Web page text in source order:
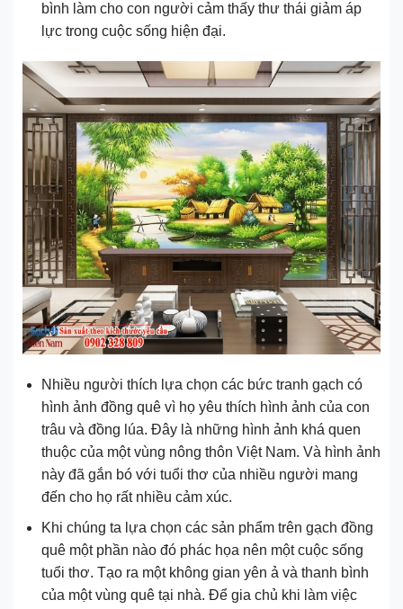
bình làm cho con người cảm thấy thư thái giảm áp
lực trong cuộc sống hiện đại.
Nhiều người thích lựa chọn các bức tranh gạch có
hình ảnh đồng quê vì họ yêu thích hình ảnh của con
trâu và đồng lúa. Đây là những hình ảnh khá quen
thuộc của một vùng nông thôn Việt Nam. Và hình ảnh
này đã gắn bó với tuổi thơ của nhiều người mang
đến cho họ rất nhiều cảm xúc.
Khi chúng ta lựa chọn các sản phẩm trên gạch đồng
quê một phần nào đó phác họa nên một cuộc sống
tuổi thơ. Tạo ra một không gian yên ả và thanh bình
của một vùng quê tại nhà. Để gia chủ khi làm việc